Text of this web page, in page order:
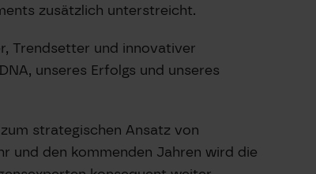
zusätzlich unterstreicht.
Trendsetter und innovativer
unseres Erfolgs und unseres
strategischen Ansatz von
und den kommenden Jahren wird die